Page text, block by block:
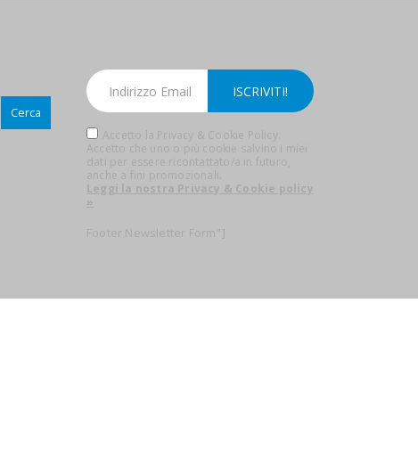
Cerca
Accetto la Privacy & Cookie Policy.
Accetto che uno o più cookie salvino i miei
dati per essere ricontattato/a in futuro,
anche a fini promozionali.
Leggi la nostra Privacy & Cookie policy
»
Footer Newsletter Form"]